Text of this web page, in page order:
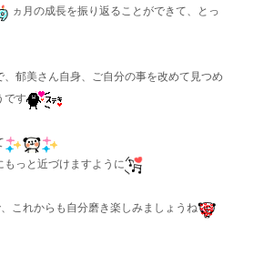
ヵ月の成長を振り返ることができて、とっ
郁美さん自身、ご自分の事を改めて見つめ
です
っと近づけますように
これからも自分磨き楽しみましょうね